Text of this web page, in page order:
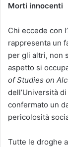
Morti innocenti
Chi eccede con
rappresenta un
per gli altri, non
aspetto si
of Studies on
dell’Università
confermato un
pericolosità
Tutte le droghe